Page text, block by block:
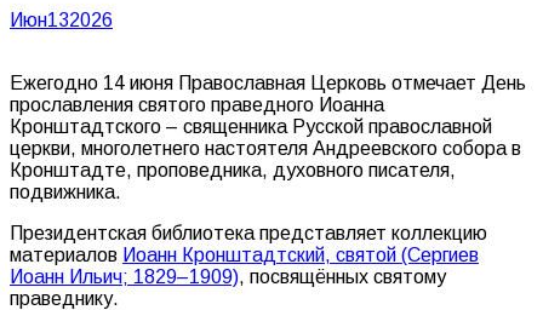
Июн132026
Ежегодно 14 июня Православная Церковь отмечает День
прославления святого праведного Иоанна
Кронштадтского – священника Русской православной
церкви, многолетнего настоятеля Андреевского собора в
Кронштадте, проповедника, духовного писателя,
подвижника.
Президентская библиотека представляет коллекцию
материалов Иоанн Кронштадтский, святой (Сергиев
Иоанн Ильич; 1829–1909), посвящённых святому
праведнику.